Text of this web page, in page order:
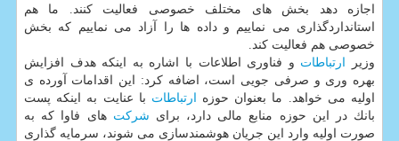
اجازه دهد بخش های مختلف خصوصی فعالیت كنند. ما هم
استانداردگذاری می نماییم و داده ها را آزاد می نماییم كه بخش
خصوصی هم فعالیت كند.
وزیر ارتباطات و فناوری اطلاعات با اشاره به اینكه هدف افزایش
بهره وری و صرفی جویی است، اضافه كرد: این اقدامات آورده ی
اولیه می خواهد. ما بعنوان حوزه ارتباطات با عنایت به اینكه پست
بانك در این حوزه منابع مالی دارد، برای شركت های فاوا كه به
صورت اولیه وارد این جریان هوشمندسازی می شوند، سرمایه گذاری